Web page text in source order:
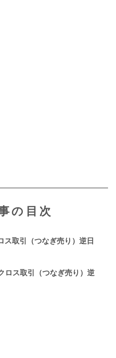
の目次
ス取引（つなぎ売り）逆日
ロス取引（つなぎ売り）逆